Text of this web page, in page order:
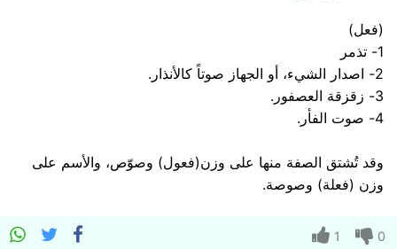
(فعل)
1- تذمر
2- اصدار الشيء، أو الجهاز صوتاً كالأنذار.
3- زقزقة العصفور.
4- صوت الفأر.
وقد تُشتق الصفة منها على وزن(فعول) وصوّص، والأسم على
وزن (فعلة) وصوصة.
0
1